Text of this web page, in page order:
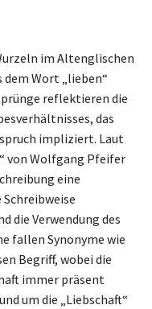
im Altenglischen
dem Wort „lieben“
reflektieren die
das
impliziert. Laut
von Wolfgang Pfeifer
eine
die Verwendung des
fallen Synonyme wie
Begriff, wobei die
immer präsent
um die „Liebschaft“